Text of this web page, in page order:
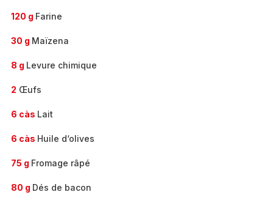
120 g Farine
30 g Maïzena
8 g Levure chimique
2 Œufs
6 càs Lait
6 càs Huile d‘olives
75 g Fromage râpé
80 g Dés de bacon